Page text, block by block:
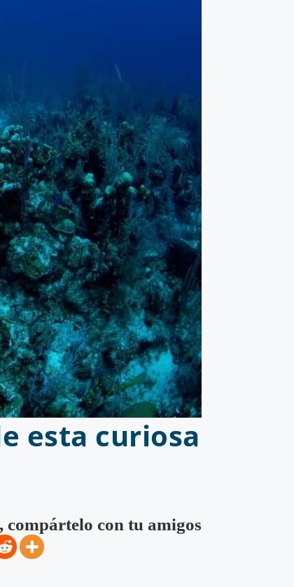
esta curiosa
compártelo con tu amigos